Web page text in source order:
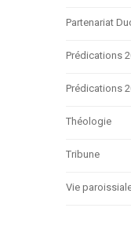
Partenariat
Prédications
Prédications
Théologie
Tribune
Vie